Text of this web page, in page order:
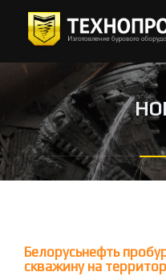
Белорусьнефть
скважину на